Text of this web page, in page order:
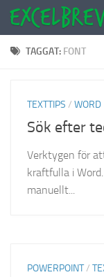
Under innehåll
TAGGAT: FONT
TEXTTIPS / WORD
Sök efter
Verktygen för
kraftfulla i
manuellt...
POWERPOINT/